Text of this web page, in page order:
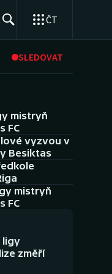
ČT
SLEDOVAT
mistryň
FC
vyzvou v
Besiktas
mistryň
FC
ligy
změří